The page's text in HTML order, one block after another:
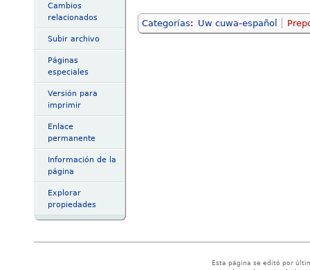
Cambios
relacionados
Subir archivo
Páginas
especiales
Versión para
imprimir
Enlace
permanente
Información de la
página
Explorar
propiedades
Categorías: Uw cuwa-español
Esta página se editó por